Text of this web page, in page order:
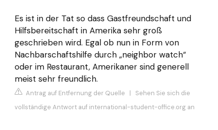
Es ist in der Tat so dass Gastfreundschaft und
Hilfsbereitschaft in Amerika sehr groß
geschrieben wird. Egal ob nun in Form von
Nachbarschaftshilfe durch „neighbor watch“
oder im Restaurant, Amerikaner sind generell
meist sehr freundlich.
Antrag auf Entfernung der Quelle | Sehen Sie sich die
vollständige Antwort auf international-student-office.org an